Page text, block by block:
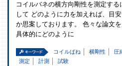
コイルバネの横方向剛性を測定す
して どのように力を加えれば、目
か思案しております。 色々な論文
具体的にどのように
コイルばね 横剛性 圧
測定
計測 試験